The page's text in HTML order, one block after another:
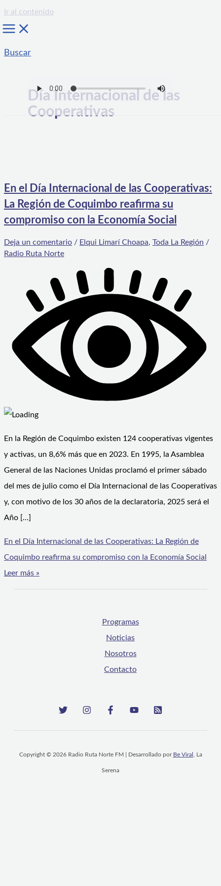
Ir al contenido
Buscar
Día Internacional de las
Cooperativas
En el Día Internacional de las Cooperativas:
La Región de Coquimbo reafirma su
compromiso con la Economía Social
Deja un comentario / Elqui Limarí Choapa, Toda La Región /
Radio Ruta Norte
En la Región de Coquimbo existen 124 cooperativas vigentes
y activas, un 8,6% más que en 2023. En 1995, la Asamblea
General de las Naciones Unidas proclamó el primer sábado
del mes de julio como el Día Internacional de las Cooperativas
y, con motivo de los 30 años de la declaratoria, 2025 será el
Año […]
En el Día Internacional de las Cooperativas: La Región de
Coquimbo reafirma su compromiso con la Economía Social
Leer más »
Programas
Noticias
Nosotros
Contacto
Copyright © 2026 Radio Ruta Norte FM | Desarrollado por Be Viral , La
Serena